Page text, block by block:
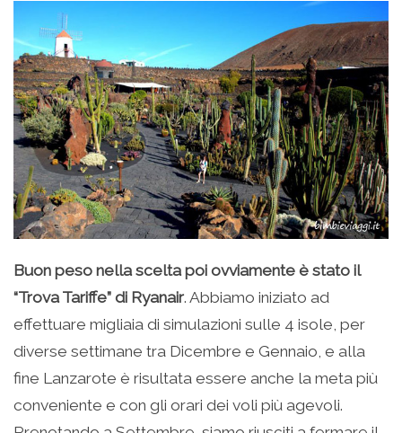
Buon peso nella scelta poi ovviamente è stato il
“Trova Tariffe” di Ryanair. Abbiamo iniziato ad
effettuare migliaia di simulazioni sulle 4 isole, per
diverse settimane tra Dicembre e Gennaio, e alla
fine Lanzarote è risultata essere anche la meta più
conveniente e con gli orari dei voli più agevoli.